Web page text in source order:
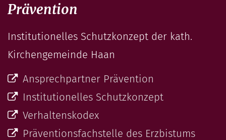
Prävention
Institutionelles Schutzkonzept der kath.
Kirchengemeinde Haan
Ansprechpartner Prävention
Institutionelles Schutzkonzept
Verhaltenskodex
Präventionsfachstelle des Erzbistums